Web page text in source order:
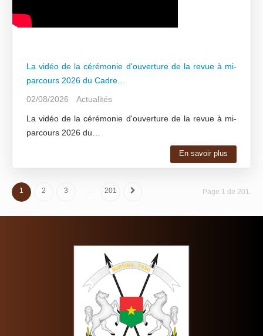
La vidéo de la cérémonie d'ouverture de la revue à mi-
parcours 2026 du Cadre…
02/08/2026
Actualités
La vidéo de la cérémonie d'ouverture de la revue à mi-
parcours 2026 du…
En savoir plus
Page 1 de 201.
1 2 3 … 201